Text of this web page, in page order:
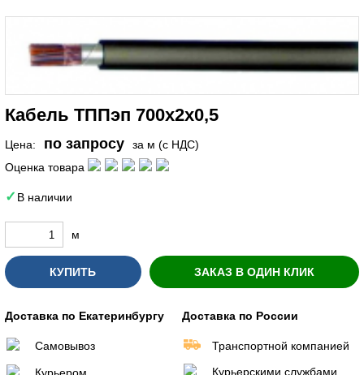
Кабель ТППэп 700х2х0,5
Цена: по запросу
за м (с НДС)
Оценка товара
В наличии
м
КУПИТЬ ЗАКАЗ В ОДИН КЛИК
Доставка по Екатеринбургу
Самовывоз
Доставка по России
Транспортной компанией
Курьерскими службами